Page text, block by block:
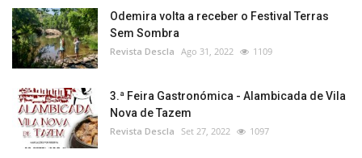
Odemira volta a receber o Festival Terras
Sem Sombra
Revista Descla Ago 31, 2022 1109
3.ª Feira Gastronómica - Alambicada de Vila
Nova de Tazem
Revista Descla Set 27, 2022 1097